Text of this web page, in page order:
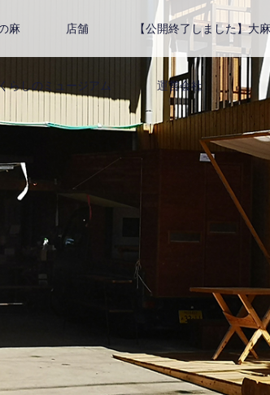
麻 店舗 【公開終了しました】大
らしのミュージアム 運営会社